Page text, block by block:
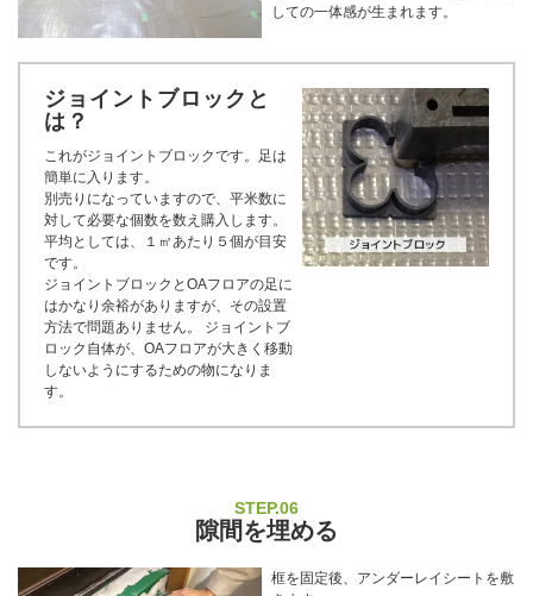
しての一体感が生まれます。
ジョイントブロックと
は？
これがジョイントブロックです。足は
簡単に入ります。
別売りになっていますので、平米数に
対して必要な個数を数え購入します。
平均としては、１㎡あたり５個が目安
です。
ジョイントブロックとOAフロアの足に
はかなり余裕がありますが、その設置
方法で問題ありません。 ジョイントブ
ロック自体が、OAフロアが大きく移動
しないようにするための物になりま
す。
STEP.06
隙間を埋める
框を固定後、アンダーレイシートを敷